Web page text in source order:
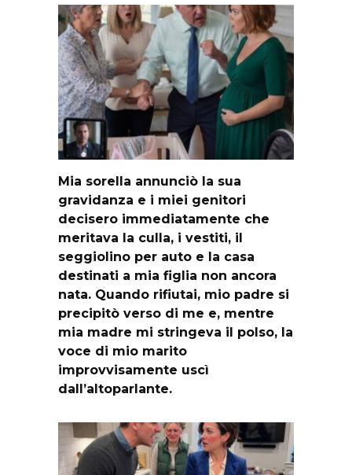
Mia sorella annunciò la sua
gravidanza e i miei genitori
decisero immediatamente che
meritava la culla, i vestiti, il
seggiolino per auto e la casa
destinati a mia figlia non ancora
nata. Quando rifiutai, mio padre si
precipitò verso di me e, mentre
mia madre mi stringeva il polso, la
voce di mio marito
improvvisamente uscì
dall’altoparlante.